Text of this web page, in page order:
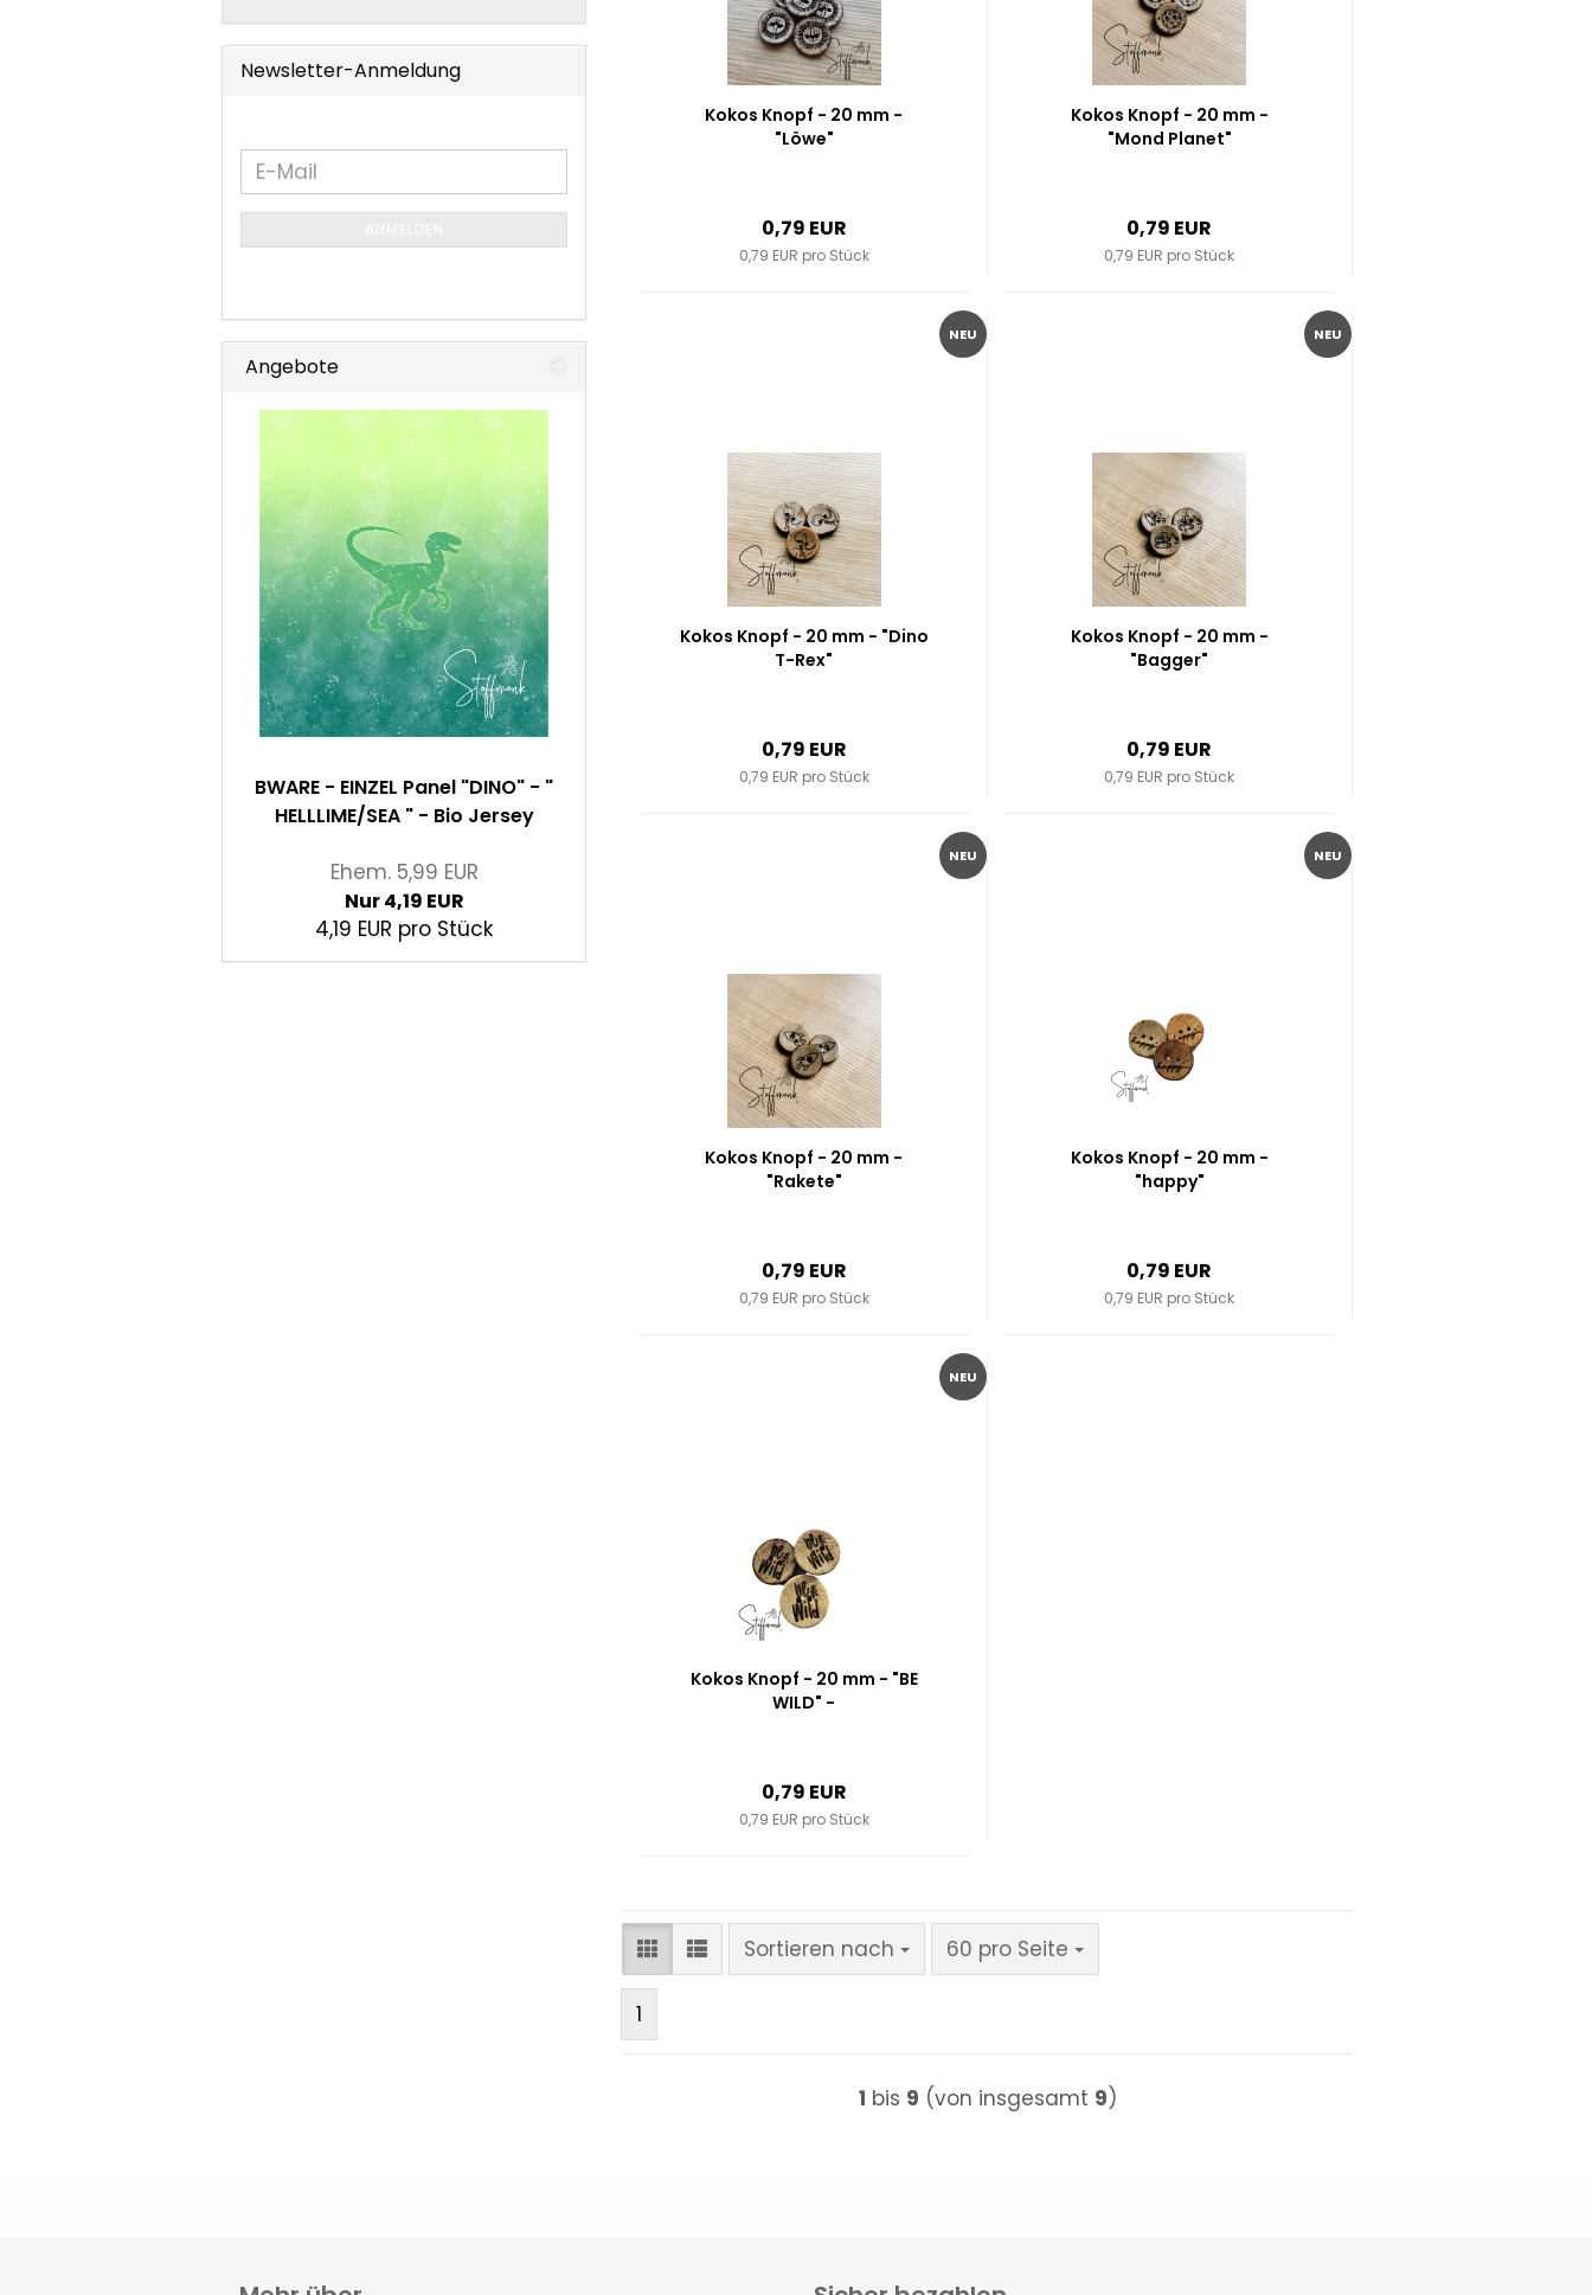
Kokos Knopf - 20 mm -
"Löwe"
0,79 EUR
0,79 EUR pro Stück
Kokos Knopf - 20 mm -
"Mond Planet"
0,79 EUR
0,79 EUR pro Stück
NEU
Kokos Knopf - 20 mm - "Dino
T-Rex"
0,79 EUR
0,79 EUR pro Stück
NEU
Kokos Knopf - 20 mm -
"Bagger"
0,79 EUR
0,79 EUR pro Stück
NEU
Kokos Knopf - 20 mm -
"Rakete"
0,79 EUR
0,79 EUR pro Stück
NEU
Kokos Knopf - 20 mm -
"happy"
0,79 EUR
0,79 EUR pro Stück
NEU
Kokos Knopf - 20 mm - "BE
WILD" -
0,79 EUR
0,79 EUR pro Stück
Sortieren nach
Sortieren nach 60 pro Seite
pro Seite
1
1 bis 9 (von insgesamt 9)
Newsletter-Anmeldung
WEITER
ZUR
NEWSLETTER-
ANMELDUNG
E-
Mail
Angebote
BWARE - EINZEL Panel "DINO" - "
HELLLIME/SEA " - Bio Jersey
Ehem. 5,99 EUR
Nur 4,19 EUR
4,19 EUR pro Stück